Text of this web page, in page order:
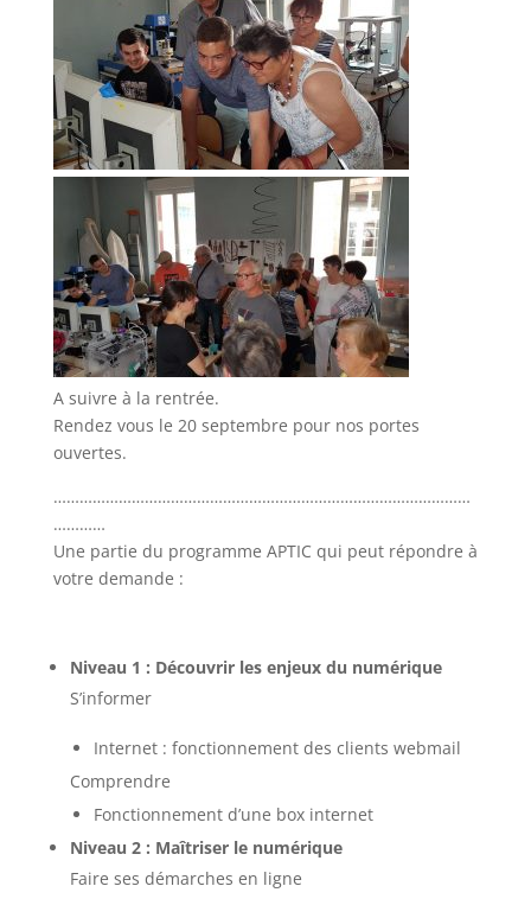
A suivre à la rentrée.
Rendez vous le 20 septembre pour nos portes
ouvertes.
……………………………………………………………………………………
…………
Une partie du programme APTIC qui peut répondre à
votre demande :
Niveau 1 : Découvrir les enjeux du numérique
S’informer
Internet : fonctionnement des clients webmail
Comprendre
Fonctionnement d’une box internet
Niveau 2 : Maîtriser le numérique
Faire ses démarches en ligne